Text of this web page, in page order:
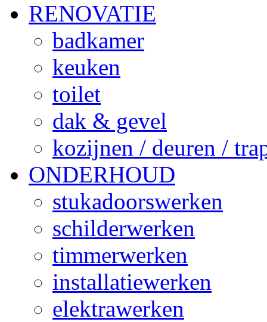
RENOVATIE
badkamer
keuken
toilet
dak & gevel
kozijnen / deuren /
ONDERHOUD
stukadoorswerken
schilderwerken
timmerwerken
installatiewerken
elektrawerken